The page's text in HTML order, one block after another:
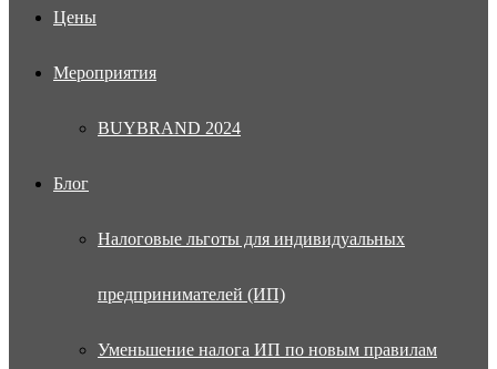
Цены
Мероприятия
BUYBRAND 2024
Блог
Налоговые льготы для индивидуальных
предпринимателей (ИП)
Уменьшение налога ИП по новым правилам